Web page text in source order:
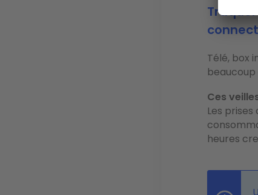
Télé, box
Ces
Les
heures